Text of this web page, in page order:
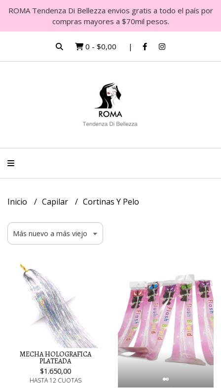
ROMA Tendenza Di Bellezza envios gratis a todo el país por
compras mayores a $70mil pesos.
0 - $0,00
Inicio Capilar Cortinas Y Pelo
MECHA HOLOGRAFICA
PLATEADA
$1.650,00
HASTA 12 CUOTAS